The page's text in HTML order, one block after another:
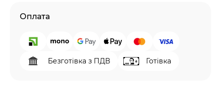
Оплата
Безготівка з ПДВ Готівка